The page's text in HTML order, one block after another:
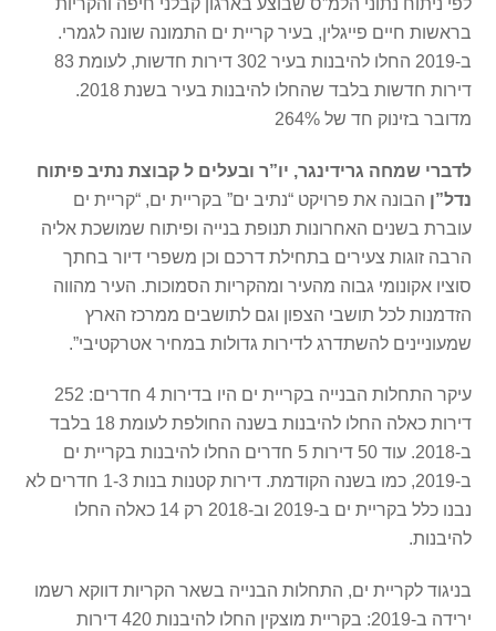
בראשות חיים פייגלין, בעיר קריית ים התמונה שונה לגמרי.
ב-2019 החלו להיבנות בעיר 302 דירות חדשות, לעומת 83
דירות חדשות בלבד שהחלו להיבנות בעיר בשנת 2018.
מדובר בזינוק חד של 264%
לדברי שמחה גרידינגר, יו”ר ובעלים ל קבוצת נתיב פיתוח
נדל”ן הבונה את פרויקט “נתיב ים” בקריית ים, “קריית ים
עוברת בשנים האחרונות תנופת בנייה ופיתוח שמושכת אליה
הרבה זוגות צעירים בתחילת דרכם וכן משפרי דיור בחתך
סוציו אקונומי גבוה מהעיר ומהקריות הסמוכות. העיר מהווה
הזדמנות לכל תושבי הצפון וגם לתושבים ממרכז הארץ
שמעוניינים להשתדרג לדירות גדולות במחיר אטרקטיבי”.
עיקר התחלות הבנייה בקריית ים היו בדירות 4 חדרים: 252
דירות כאלה החלו להיבנות בשנה החולפת לעומת 18 בלבד
ב-2018. עוד 50 דירות 5 חדרים החלו להיבנות בקריית ים
ב-2019, כמו בשנה הקודמת. דירות קטנות בנות 1-3 חדרים לא
נבנו כלל בקריית ים ב-2019 וב-2018 רק 14 כאלה החלו
להיבנות.
בניגוד לקריית ים, התחלות הבנייה בשאר הקריות דווקא רשמו
ירידה ב-2019: בקריית מוצקין החלו להיבנות 420 דירות